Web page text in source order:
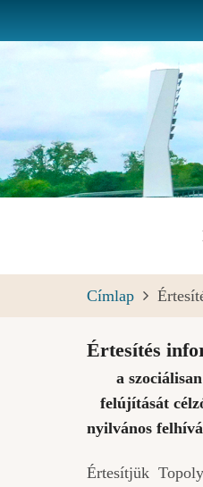
a
tartalomra
Címlap
Értesítés
a
felújítását
nyilvános
Értesítjük